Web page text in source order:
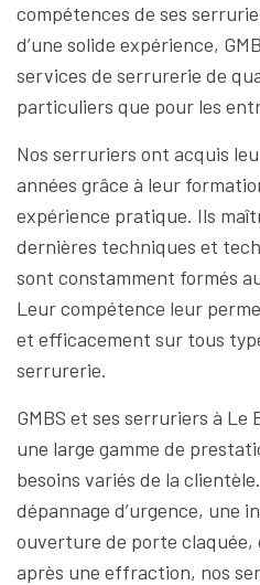
compétences de ses
d’une solide expérience,
services de serrurerie de
particuliers que pour les
Nos serruriers ont acquis
années grâce à leur
expérience pratique. Ils
dernières techniques et
sont constamment formés
Leur compétence leur
et efficacement sur tous
serrurerie.
GMBS et ses serruriers à
une large gamme de
besoins variés de la
dépannage d’urgence, une
ouverture de porte
après une effraction, nos